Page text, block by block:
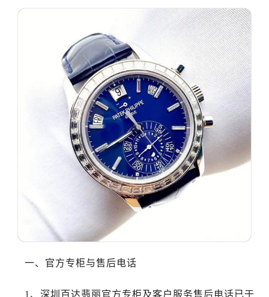
一、官方专柜与售后电话
1、深圳百达翡丽官方专柜及客户服务售后电话已于